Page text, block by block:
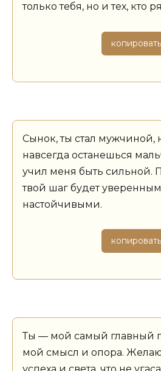
только тебя, но и тех, кто
копировать
Сынок, ты стал мужчиной,
навсегда останешься
учил меня быть сильной.
твой шаг будет
настойчивыми.
копировать
Ты — мой самый главный
мой смысл и опора. Желаю